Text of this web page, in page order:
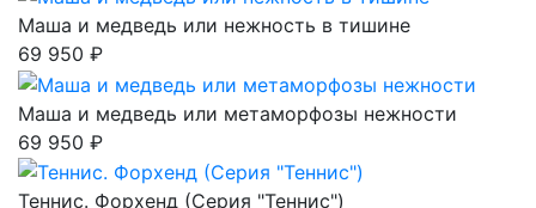
Маша и медведь или нежность в тишине
69 950 ₽
Маша и медведь или метаморфозы нежности
69 950 ₽
Теннис. Форхенд (Серия "Теннис")